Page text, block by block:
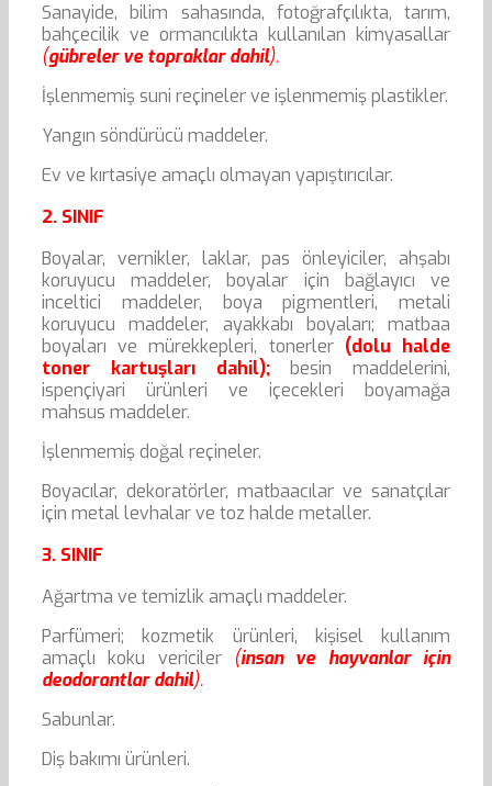
Sanayide, bilim sahasında, fotoğrafçılıkta, tarım,
bahçecilik ve ormancılıkta kullanılan kimyasallar
(gübreler ve topraklar dahil).
İşlenmemiş suni reçineler ve işlenmemiş plastikler.
Yangın söndürücü maddeler.
Ev ve kırtasiye amaçlı olmayan yapıştırıcılar.
2. SINIF
Boyalar, vernikler, laklar, pas önleyiciler, ahşabı
koruyucu maddeler, boyalar için bağlayıcı ve
inceltici maddeler, boya pigmentleri, metali
koruyucu maddeler, ayakkabı boyaları; matbaa
boyaları ve mürekkepleri, tonerler(dolu halde
toner kartuşları dahil);
besin maddelerini,
ispençiyari ürünleri ve içecekleri boyamağa
mahsus maddeler.
İşlenmemiş doğal reçineler.
Boyacılar, dekoratörler, matbaacılar ve sanatçılar
için metal levhalar ve toz halde metaller.
3. SINIF
Ağartma ve temizlik amaçlı maddeler.
Parfümeri; kozmetik ürünleri, kişisel kullanım
amaçlı koku vericiler(insan ve hayvanlar için
deodorantlar dahil).
Sabunlar.
Diş bakımı ürünleri.